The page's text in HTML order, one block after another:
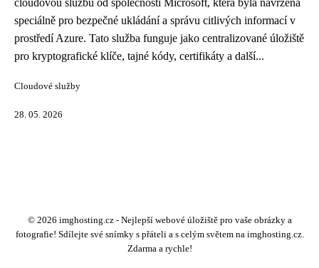
cloudovou službu od společnosti Microsoft, která byla navržena
speciálně pro bezpečné ukládání a správu citlivých informací v
prostředí Azure. Tato služba funguje jako centralizované úložiště
pro kryptografické klíče, tajné kódy, certifikáty a další...
Cloudové služby
28. 05. 2026
© 2026 imghosting.cz - Nejlepší webové úložiště pro vaše obrázky a
fotografie! Sdílejte své snímky s přáteli a s celým světem na imghosting.cz.
Zdarma a rychle!